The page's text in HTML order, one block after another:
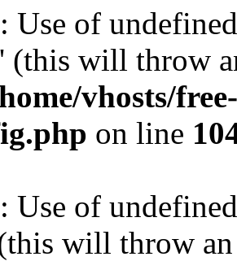
: Use of
(this will throw
vhosts/
on line
: Use of
will throw